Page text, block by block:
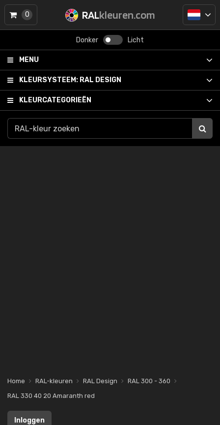
RALkleuren.com
Donker Licht
MENU
KLEURSYSTEEM: RAL DESIGN
KLEURCATEGORIEËN
0
Home RAL-kleuren RAL Design
RAL 300 - 360
RAL 330 40 20 Amaranth red
Inloggen